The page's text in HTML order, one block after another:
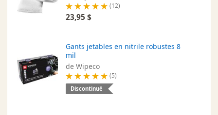
(12)
23,95 $
Gants jetables en nitrile robustes 8
mil
de Wipeco
(5)
Discontinué